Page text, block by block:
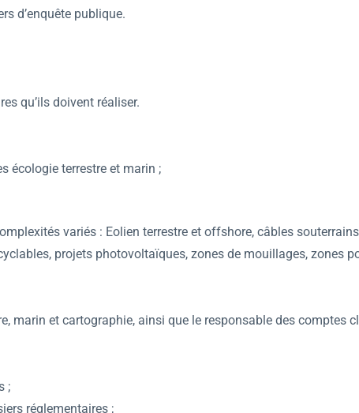
d’enquête publique.
qu’ils doivent réaliser.
écologie terrestre et marin ;
variés : Eolien terrestre et offshore, câbles
projets photovoltaïques, zones de mouillages, zones
marin et cartographie, ainsi que le responsable des comptes
;
réglementaires ;